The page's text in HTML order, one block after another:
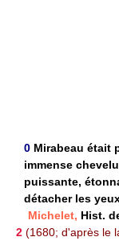
0 Mirabeau était
immense
puissante,
détacher les
Michelet, Hist.
2 (1680; d'après le